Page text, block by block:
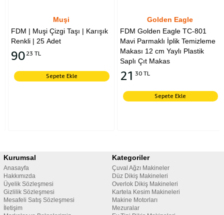
Muşi
FDM | Muşi Çizgi Taşı | Karışık
Renkli | 25 Adet
9023 TL
Sepete Ekle
Golden Eagle
FDM Golden Eagle TC-801
Mavi Parmaklı İplik Temizleme
Makası 12 cm Yaylı Plastik
Saplı Çıt Makas
2130 TL
Sepete Ekle
Kurumsal
Anasayfa
Hakkımızda
Üyelik Sözleşmesi
Gizlilik Sözleşmesi
Mesafeli Satış Sözleşmesi
İletişim
Kategoriler
Çuval Ağzı Makineler
Düz Dikiş Makineleri
Overlok Dikiş Makineleri
Kartela Kesim Makineleri
Makine Motorları
Mezuralar